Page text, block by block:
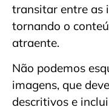
transitar entre as
tornando o
atraente.
Não podemos
imagens, que
descritivos e